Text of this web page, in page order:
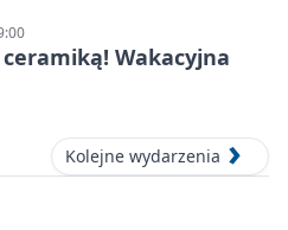
ceramiką! Wakacyjna
Kolejne wydarzenia